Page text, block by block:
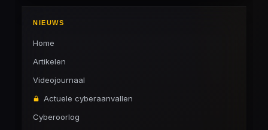
NIEUWS
Home
Artikelen
Videojournaal
Actuele cyberaanvallen
Cyberoorlog